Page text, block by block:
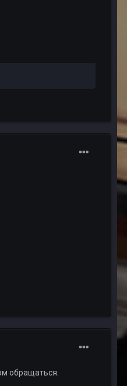
обращаться.